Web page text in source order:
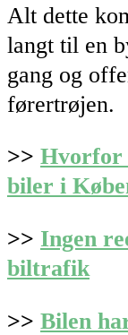
Alt dette
langt til en
gang og
førertrøjen.
>> Hvorfor
biler i
>> Ingen
biltrafik
>> Bilen